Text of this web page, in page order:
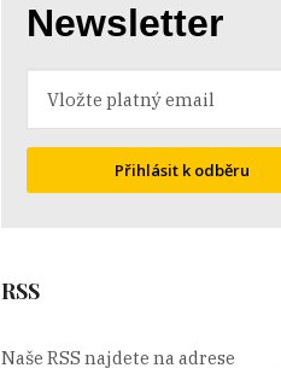
Newsletter
Přihlásit k odběru
RSS
Naše RSS najdete na adrese